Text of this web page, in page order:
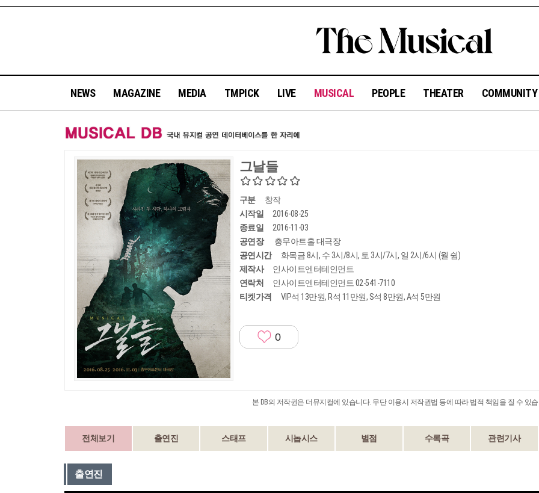
NEWS MAGAZINE MEDIA TMPICK LIVE MUSICAL PEOPLE THEATER COMMUNITY
그날들
구분
창작
시작일
2016-08-25
종료일
2016-11-03
공연장
충무아트홀 대극장
공연시간
화목금 8시, 수 3시/8시, 토 3시/7시, 일 2시/6시 (월 쉼)
제작사
인사이트엔터테인먼트
연락처
인사이트엔터테인먼트 02-541-7110
티켓가격
VIP석 13만원, R석 11만원, S석 8만원, A석 5만원
0
본 DB의 저작권은 더뮤지컬에 있습니다. 무단 이용시 저작권법 등에 따라 법적 책임을 질 수 있
전체보기 출연진 스태프 시놉시스 별점 수록곡 관련기사
출연진